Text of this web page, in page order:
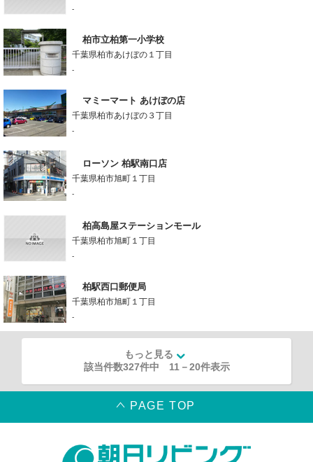
-
柏市立柏第一小学校
千葉県柏市あけぼの１丁目
-
マミーマート あけぼの店
千葉県柏市あけぼの３丁目
-
ローソン 柏駅南口店
千葉県柏市旭町１丁目
-
柏高島屋ステーションモール
千葉県柏市旭町１丁目
-
柏駅西口郵便局
千葉県柏市旭町１丁目
-
もっと見る
該当件数327件中 11－20件表示
PAGE TOP